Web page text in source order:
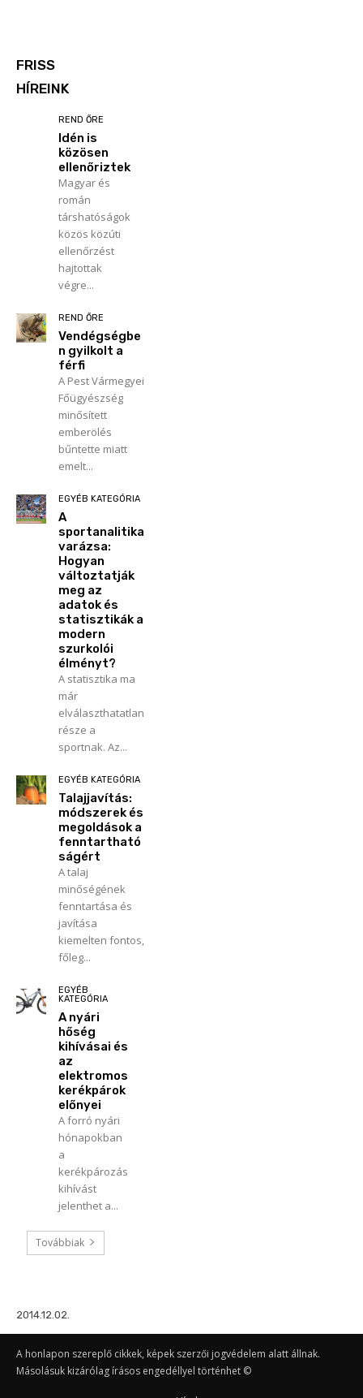
FRISS
HÍREINK
REND ŐRE
Idén is
közösen
ellenőriztek
Magyar és
román
társhatóságok
közös közúti
ellenőrzést
hajtottak
végre...
REND ŐRE
Vendégségbe
n gyilkolt a
férfi
A Pest Vármegyei
Főügyészség
minősített
emberölés
bűntette miatt
emelt...
EGYÉB KATEGÓRIA
A
sportanalitika
varázsa:
Hogyan
változtatják
meg az
adatok és
statisztikák a
modern
szurkolói
élményt?
A statisztika ma
már
elválaszthatatlan
része a
sportnak. Az...
EGYÉB KATEGÓRIA
Talajjavítás:
módszerek és
megoldások a
fenntartható
ságért
A talaj
minőségének
fenntartása és
javítása
kiemelten fontos,
főleg...
EGYÉB
KATEGÓRIA
A nyári
hőség
kihívásai és
az
elektromos
kerékpárok
előnyei
A forró nyári
hónapokban
a
kerékpározás
kihívást
jelenthet a...
Továbbiak
2014.12.02.
A honlapon szereplő cikkek, képek szerzői jogvédelem alatt állnak.
Másolásuk kizárólag írásos engedéllyel történhet ©